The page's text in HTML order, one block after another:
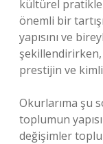
kültürel
önemli bir
yapısını ve
prestijin ve
Okurlarıma şu
toplumun
değişimler